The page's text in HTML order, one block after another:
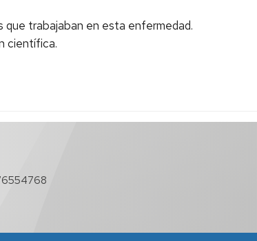
que trabajaban en esta enfermedad.
científica.